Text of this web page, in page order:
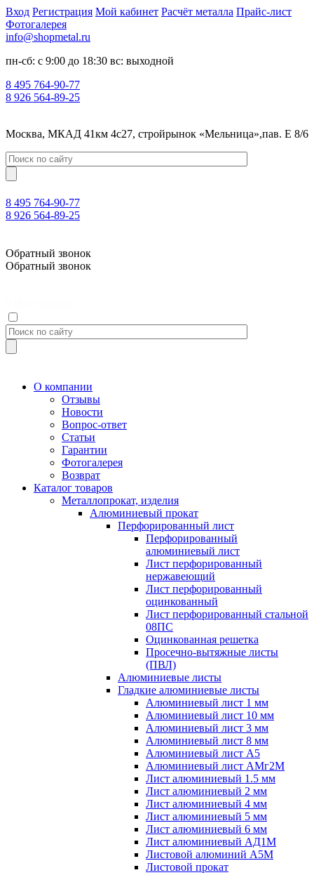
Вход Регистрация Мой кабинет Расчёт металла Прайс-лист
Фотогалерея
info@shopmetal.ru
пн-сб: с 9:00 до 18:30 вс: выходной
8 495 764-90-77
8 926 564-89-25
Москва, МКАД 41км 4с27, стройрынок «Мельница»,пав. Е 8/6
8 495 764-90-77
8 926 564-89-25
Обратный звонок
Обратный звонок
О компании
Отзывы
Новости
Вопрос-ответ
Статьи
Гарантии
Фотогалерея
Возврат
Каталог товаров
Металлопрокат, изделия
Алюминиевый прокат
Перфорированный лист
Перфорированный
алюминиевый лист
Лист перфорированный
нержавеющий
Лист перфорированный
оцинкованный
Лист перфорированный стальной
08ПС
Оцинкованная решетка
Просечно-вытяжные листы
(ПВЛ)
Алюминиевые листы
Гладкие алюминиевые листы
Алюминиевый лист 1 мм
Алюминиевый лист 10 мм
Алюминиевый лист 3 мм
Алюминиевый лист 8 мм
Алюминиевый лист А5
Алюминиевый лист АМг2М
Лист алюминиевый 1.5 мм
Лист алюминиевый 2 мм
Лист алюминиевый 4 мм
Лист алюминиевый 5 мм
Лист алюминиевый 6 мм
Лист алюминиевый АД1М
Листовой алюминий А5М
Листовой прокат